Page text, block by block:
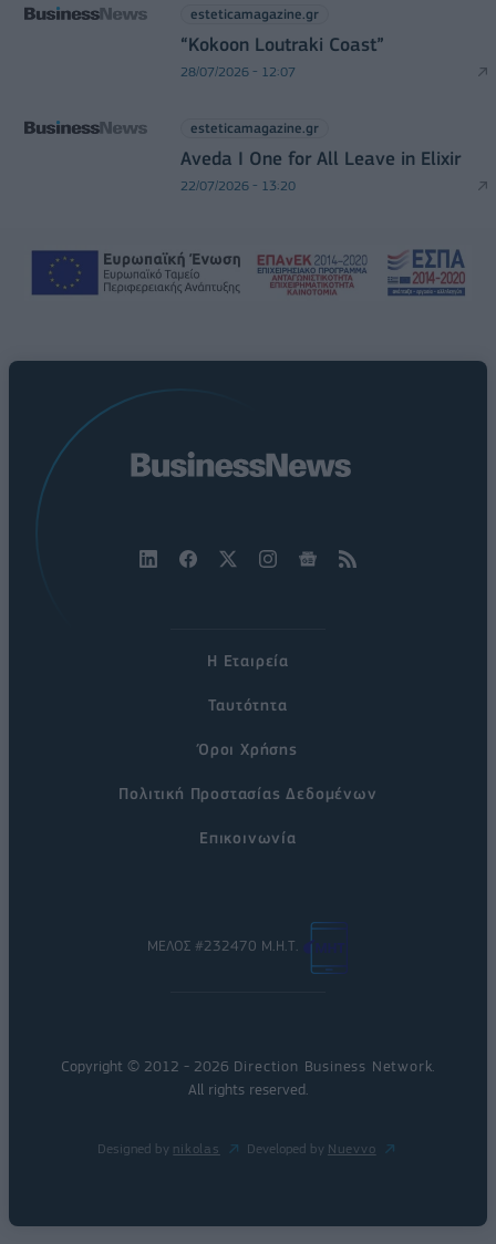
esteticamagazine.gr
“Kokoon Loutraki Coast”
28/07/2026 - 12:07
esteticamagazine.gr
Aveda I One for All Leave in Elixir
22/07/2026 - 13:20
Η Εταιρεία
Ταυτότητα
Όροι Χρήσης
Πολιτική Προστασίας Δεδομένων
Επικοινωνία
ΜΕΛΟΣ #232470 Μ.Η.Τ.
Copyright © 2012 - 2026 Direction Business Network
All rights reserved.
Designed by nikolas Developed by Nuevvo